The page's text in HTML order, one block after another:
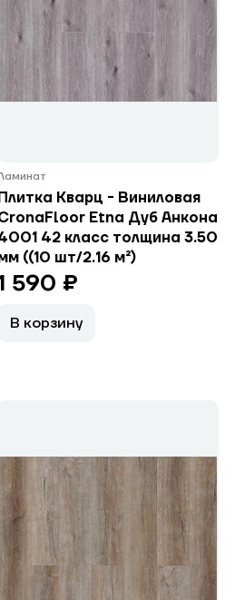
Кварц - Виниловая
Etna Дуб Анкона
42 класс толщина 3.50
((10 шт/2.16 м²)
590 ₽
В корзину